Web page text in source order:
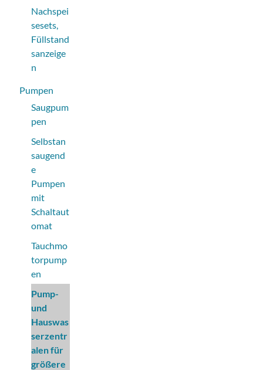
Nachspei
sesets,
Füllstand
sanzeige
n
Pumpen
Saugpum
pen
Selbstan
saugend
e
Pumpen
mit
Schaltaut
omat
Tauchmo
torpump
en
Pump-
und
Hauswas
serzentr
alen für
größere